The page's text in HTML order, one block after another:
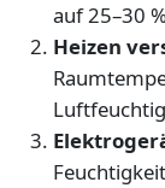
auf 25–30
Heizen